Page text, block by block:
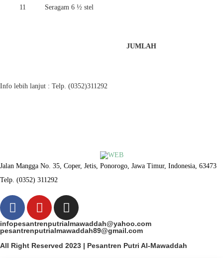
11 Seragam 6 ½ stel
JUMLAH
Info lebih lanjut : Telp. (0352)311292
Jalan Mangga No. 35, Coper, Jetis, Ponorogo, Jawa Timur, Indonesia, 63473
Telp. (0352) 311292
infopesantrenputrialmawaddah@yahoo.com
pesantrenputrialmawaddah89@gmail.com
All Right Reserved 2023 | Pesantren Putri Al-Mawaddah